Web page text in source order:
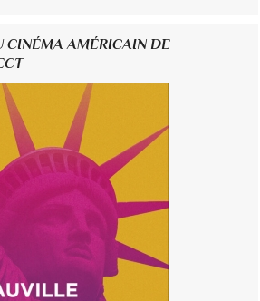
CINÉMA AMÉRICAIN DE